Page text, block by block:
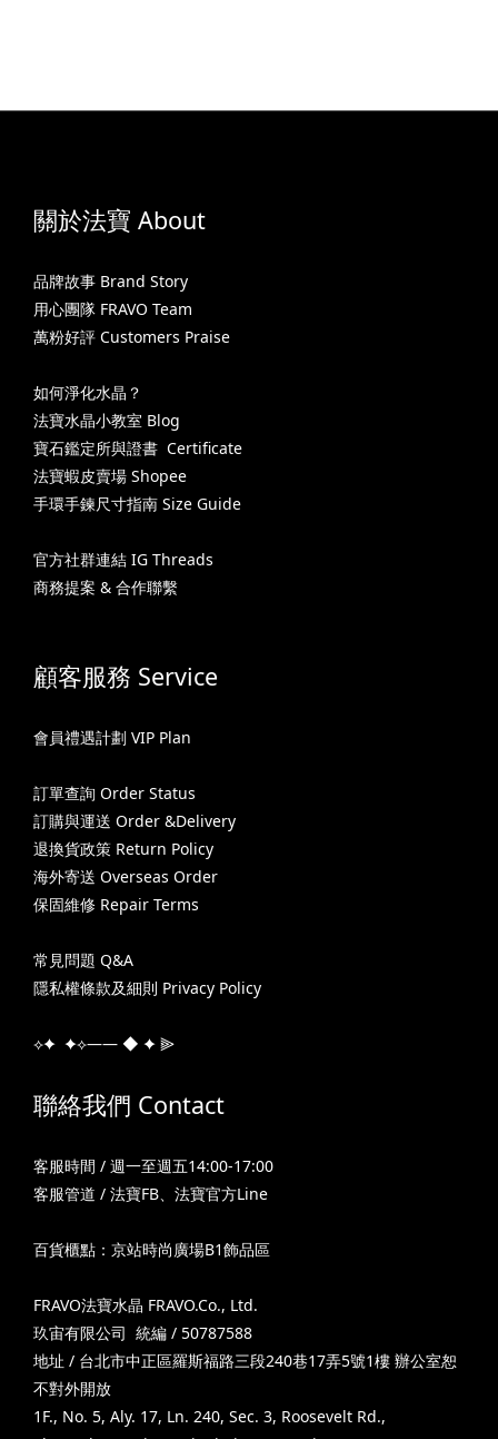
關於法寶 About
品牌故事 Brand Story
用心團隊 FRAVO Team
萬粉好評 Customers Praise
如何淨化水晶？
法寶水晶小教室 Blog
寶石鑑定所與證書 Certificate
法寶蝦皮賣場 Shopee
手環手鍊尺寸指南 Size Guide
官方社群連結 IG Threads
商務提案 & 合作聯繫
顧客服務 Service
會員禮遇計劃 VIP Plan
訂單查詢 Order Status
訂購與運送 Order &Delivery
退換貨政策 Return Policy
海外寄送 Overseas Order
保固維修 Repair Terms
常見問題 Q&A
隱私權條款及細則 Privacy Policy
⟡✦ ✦⟡—— ◆ ✦ ⫸
聯絡我們 Contact
客服時間 / 週一至週五14:00-17:00
客服管道 / 法寶FB、 法寶官方Line
百貨櫃點：京站時尚廣場B1飾品區
FRAVO法寶水晶 FRAVO.Co., Ltd.
玖宙有限公司 統編 / 50787588
地址 / 台北市中正區羅斯福路三段240巷17弄5號1樓 辦公室恕
不對外開放
1F., No. 5, Aly. 17, Ln. 240, Sec. 3, Roosevelt Rd.,